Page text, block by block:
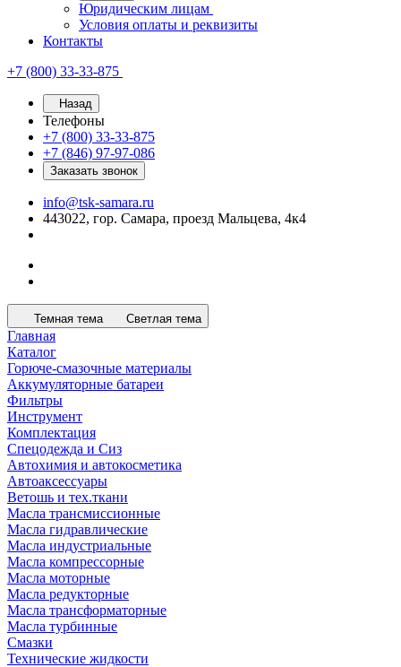
Юридическим лицам
Условия оплаты и реквизиты
Контакты
+7 (800) 33-33-875
Назад
Телефоны
+7 (800) 33-33-875
+7 (846) 97-97-086
Заказать звонок
info@tsk-samara.ru
443022, гор. Самара, проезд Мальцева, 4к4
Темная тема Светлая тема
Главная
Каталог
Горюче-смазочные материалы
Аккумуляторные батареи
Фильтры
Инструмент
Комплектация
Спецодежда и Сиз
Автохимия и автокосметика
Автоаксессуары
Ветошь и тех.ткани
Масла трансмиссионные
Масла гидравлические
Масла индустриальные
Масла компрессорные
Масла моторные
Масла редукторные
Масла трансформаторные
Масла турбинные
Смазки
Технические жидкости